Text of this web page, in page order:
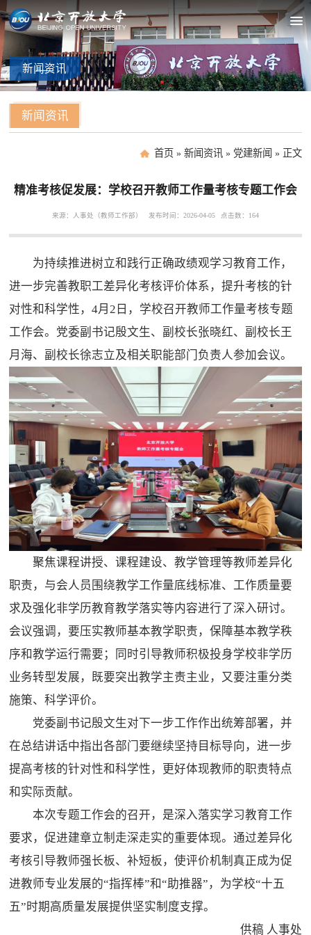
新闻资讯
新闻资讯
首页 » 新闻资讯» 党建新闻 » 正文
精准考核促发展：学校召开教师工作量考核专题工作会
来源：人事处（教师工作部） 发布时间：2026-04-05 点击数： 164
为持续推进树立和践行正确政绩观学习教育工作，
进一步完善教职工差异化考核评价体系，提升考核的针
对性和科学性，4月2日，学校召开教师工作量考核专题
工作会。党委副书记殷文生、副校长张晓红、副校长王
月海、副校长徐志立及相关职能部门负责人参加会议。
聚焦课程讲授、课程建设、教学管理等教师差异化
职责，与会人员围绕教学工作量底线标准、工作质量要
求及强化非学历教育教学落实等内容进行了深入研讨。
会议强调，要压实教师基本教学职责，保障基本教学秩
序和教学运行需要；同时引导教师积极投身学校非学历
业务转型发展，既要突出教学主责主业，又要注重分类
施策、科学评价。
党委副书记殷文生对下一步工作作出统筹部署，并
在总结讲话中指出各部门要继续坚持目标导向，进一步
提高考核的针对性和科学性，更好体现教师的职责特点
和实际贡献。
本次专题工作会的召开，是深入落实学习教育工作
要求，促进建章立制走深走实的重要体现。通过差异化
考核引导教师强长板、补短板，使评价机制真正成为促
进教师专业发展的“指挥棒”和“助推器”，为学校“十五
五”时期高质量发展提供坚实制度支撑。
供稿 人事处